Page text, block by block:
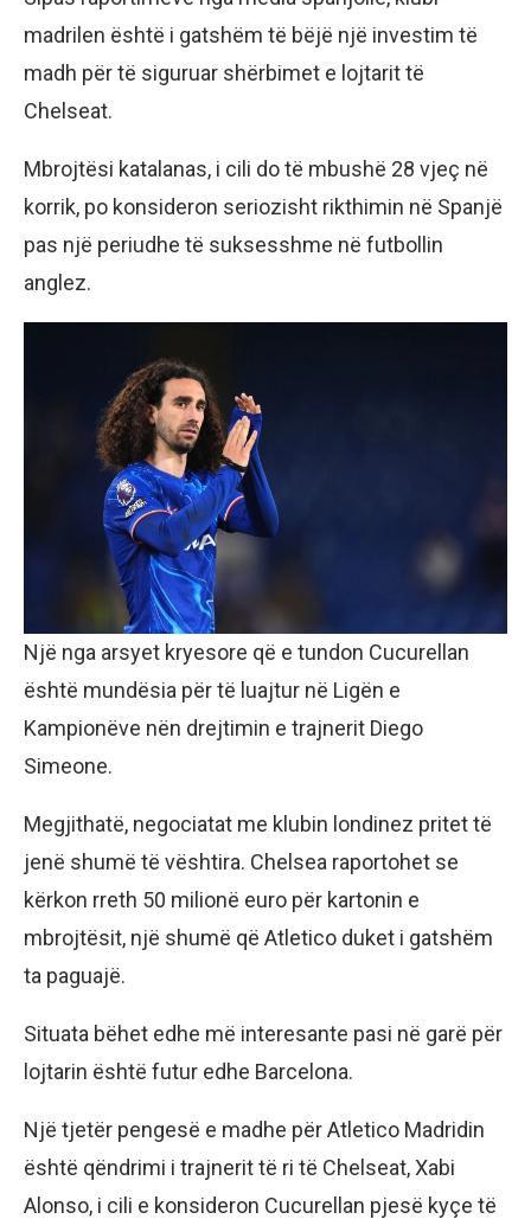
madrilen është i gatshëm të bëjë një investim të
madh për të siguruar shërbimet e lojtarit të
Chelseat.
Mbrojtësi katalanas, i cili do të mbushë 28 vjeç në
korrik, po konsideron seriozisht rikthimin në Spanjë
pas një periudhe të suksesshme në futbollin
anglez.
Një nga arsyet kryesore që e tundon Cucurellan
është mundësia për të luajtur në Ligën e
Kampionëve nën drejtimin e trajnerit Diego
Simeone.
Megjithatë, negociatat me klubin londinez pritet të
jenë shumë të vështira. Chelsea raportohet se
kërkon rreth 50 milionë euro për kartonin e
mbrojtësit, një shumë që Atletico duket i gatshëm
ta paguajë.
Situata bëhet edhe më interesante pasi në garë për
lojtarin është futur edhe Barcelona.
Një tjetër pengesë e madhe për Atletico Madridin
është qëndrimi i trajnerit të ri të Chelseat, Xabi
Alonso, i cili e konsideron Cucurellan pjesë kyçe të